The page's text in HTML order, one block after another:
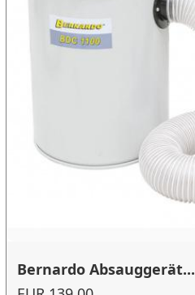
Bernardo Absauggerät...